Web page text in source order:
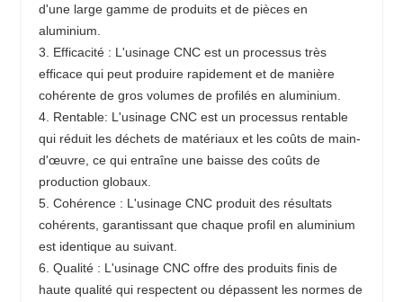
d'une large gamme de produits et de pièces en
aluminium.
3. Efficacité : L'usinage CNC est un processus très
efficace qui peut produire rapidement et de manière
cohérente de gros volumes de profilés en aluminium.
4. Rentable: L'usinage CNC est un processus rentable
qui réduit les déchets de matériaux et les coûts de main-
d'œuvre, ce qui entraîne une baisse des coûts de
production globaux.
5. Cohérence : L'usinage CNC produit des résultats
cohérents, garantissant que chaque profil en aluminium
est identique au suivant.
6. Qualité : L'usinage CNC offre des produits finis de
haute qualité qui respectent ou dépassent les normes de